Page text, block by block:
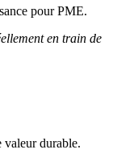
pour PME.
en train de
valeur durable.